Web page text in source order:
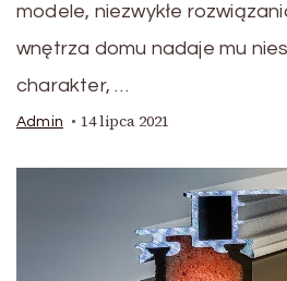
modele, niezwykłe
wnętrza domu nadaje mu
charakter, …
Admin 14 lipca 2021